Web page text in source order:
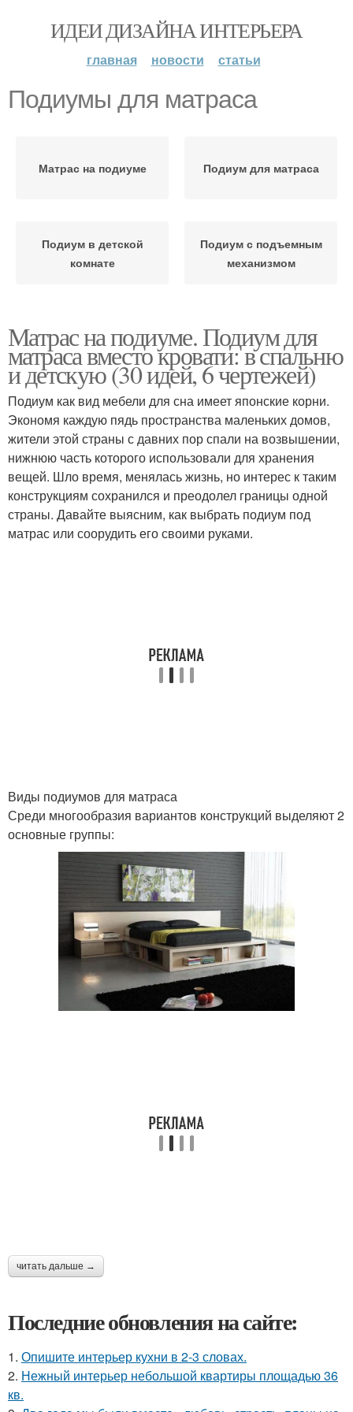
ИДЕИ ДИЗАЙНА ИНТЕРЬЕРА
главная новости статьи
Подиумы для матраса
Матрас на подиуме Подиум для матраса
Подиум в детской
комнате
Подиум с подъемным
механизмом
Матрас на подиуме. Подиум для
матраса вместо кровати: в спальню
и детскую (30 идей, 6 чертежей)
Подиум как вид мебели для сна имеет японские корни.
Экономя каждую пядь пространства маленьких домов,
жители этой страны с давних пор спали на возвышении,
нижнюю часть которого использовали для хранения
вещей. Шло время, менялась жизнь, но интерес к таким
конструкциям сохранился и преодолел границы одной
страны. Давайте выясним, как выбрать подиум под
матрас или соорудить его своими руками.
Виды подиумов для матраса
Среди многообразия вариантов конструкций выделяют 2
основные группы:
читать дальше →
Последние обновления на сайте:
1. Опишите интерьер кухни в 2-3 словах.
2. Нежный интерьер небольшой квартиры площадью 36
кв.